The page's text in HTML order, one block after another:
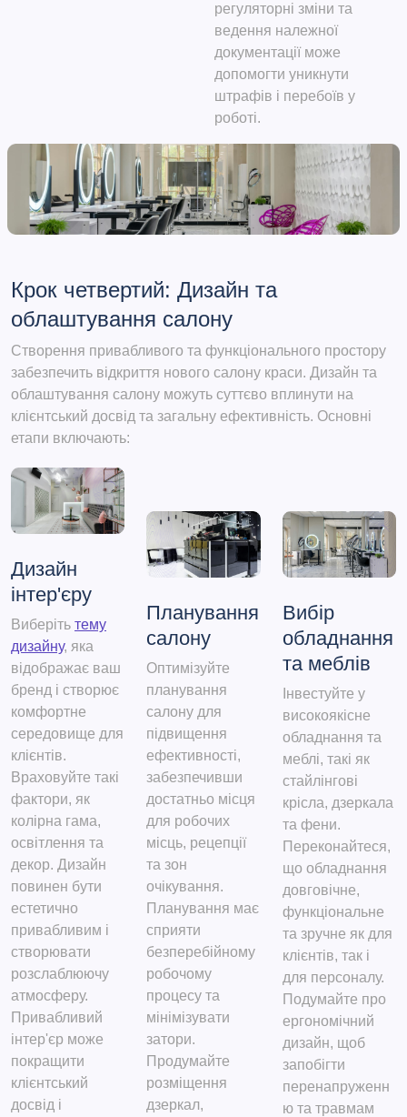
регуляторні зміни та
ведення належної
документації може
допомогти уникнути
штрафів і перебоїв у
роботі.
Крок четвертий: Дизайн та
облаштування салону
Створення привабливого та функціонального простору
забезпечить відкриття нового салону краси. Дизайн та
облаштування салону можуть суттєво вплинути на
клієнтський досвід та загальну ефективність. Основні
етапи включають:
Дизайн
інтер'єру
Виберіть тему
дизайну, яка
відображає ваш
бренд і створює
комфортне
середовище для
клієнтів.
Враховуйте такі
фактори, як
колірна гама,
освітлення та
декор. Дизайн
повинен бути
естетично
привабливим і
створювати
розслаблюючу
атмосферу.
Привабливий
інтер'єр може
покращити
клієнтський
досвід і
Планування
салону
Оптимізуйте
планування
салону для
підвищення
ефективності,
забезпечивши
достатньо місця
для робочих
місць, рецепції
та зон
очікування.
Планування має
сприяти
безперебійному
робочому
процесу та
мінімізувати
затори.
Продумайте
розміщення
дзеркал,
Вибір
обладнання
та меблів
Інвестуйте у
високоякісне
обладнання та
меблі, такі як
стайлінгові
крісла, дзеркала
та фени.
Переконайтеся,
що обладнання
довговічне,
функціональне
та зручне як для
клієнтів, так і
для персоналу.
Подумайте про
ергономічний
дизайн, щоб
запобігти
перенапруженн
ю та травмам